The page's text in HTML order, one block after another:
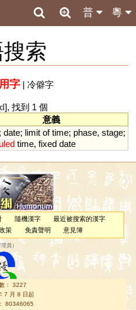
粵
普
索
字| 冷僻字
], 找到 1 個
意義
; date; limit of time; phase, stage;
time, fixed date
隨機漢字
最近被搜索的漢字
策 免責聲明 意見簿
理員 ）
： 3227
7 月 8 日起
80346065